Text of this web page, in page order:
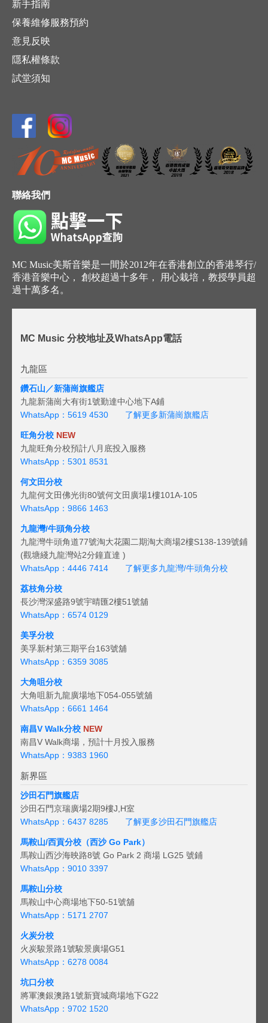
新手指南
保養維修服務預約
意見反映
隱私權條款
試堂須知
聯絡我們
MC Music美斯音樂是一間於2012年在香港創立的香港琴行/
香港音樂中心， 創校超過十多年， 用心栽培，教授學員超
過十萬多名。
MC Music 分校地址及WhatsApp電話
九龍區
鑽石山／新蒲崗旗艦店
九龍新蒲崗大有街1號勤達中心地下A鋪
WhatsApp：5619 4530
了解更多新蒲崗旗艦店
旺角分校 NEW
九龍旺角分校預計八月底投入服務
WhatsApp：5301 8531
何文田分校
九龍何文田佛光街80號何文田廣場1樓101A-105
WhatsApp：9866 1463
九龍灣/牛頭角分校
九龍灣牛頭角道77號淘大花園二期淘大商場2樓S138-139號鋪
(觀塘綫九龍灣站2分鐘直達 )
WhatsApp：4446 7414
了解更多九龍灣/牛頭角分校
荔枝角分校
長沙灣深盛路9號宇晴匯2樓51號舖
WhatsApp：6574 0129
美孚分校
美孚新村第三期平台163號舖
WhatsApp：6359 3085
大角咀分校
大角咀新九龍廣場地下054-055號舖
WhatsApp：6661 1464
南昌V Walk分校 NEW
南昌V Walk商場，預計十月投入服務
WhatsApp：9383 1960
新界區
沙田石門旗艦店
沙田石門京瑞廣場2期9樓J,H室
WhatsApp：6437 8285
了解更多沙田石門旗艦店
馬鞍山/西貢分校（西沙 Go Park）
馬鞍山西沙海映路8號 Go Park 2 商場 LG25 號鋪
WhatsApp：9010 3397
馬鞍山分校
馬鞍山中心商場地下50-51號舖
WhatsApp：5171 2707
火炭分校
火炭駿景路1號駿景廣場G51
WhatsApp：6278 0084
坑口分校
將軍澳銀澳路1號新寶城商場地下G22
WhatsApp：9702 1520